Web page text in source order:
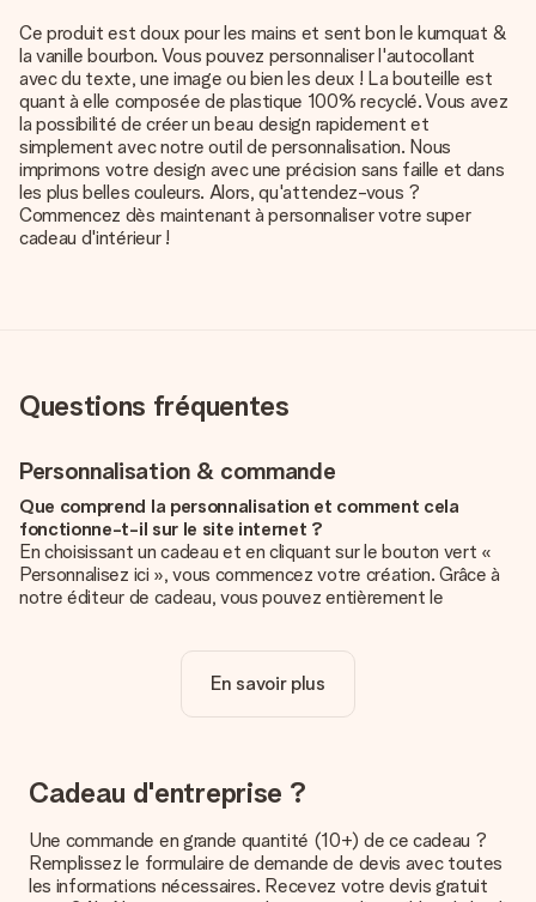
Ce produit est doux pour les mains et sent bon le kumquat &
la vanille bourbon. Vous pouvez personnaliser l'autocollant
avec du texte, une image ou bien les deux ! La bouteille est
quant à elle composée de plastique 100% recyclé. Vous avez
la possibilité de créer un beau design rapidement et
simplement avec notre outil de personnalisation. Nous
imprimons votre design avec une précision sans faille et dans
les plus belles couleurs. Alors, qu'attendez-vous ?
Commencez dès maintenant à personnaliser votre super
cadeau d'intérieur !
Questions fréquentes
Personnalisation & commande
Que comprend la personnalisation et comment cela
fonctionne-t-il sur le site internet ?
En choisissant un cadeau et en cliquant sur le bouton vert «
Personnalisez ici », vous commencez votre création. Grâce à
notre éditeur de cadeau, vous pouvez entièrement le
unique pour ajouter une touche finale à votre cadeau.
La personnalisation est-elle comprise dans le prix ?
Comment savoir si ma photo est de qualité suffisante ?
ton cadeau. C'est pourquoi il est important d'utiliser des
photos de haute qualité. Si tu n'es pas sûr de la qualité de ton
image, contacte notre équipe du service clientèle et joins ta
En savoir plus
Cadeau d'entreprise ?
Une commande en grande quantité (10+) de ce cadeau ?
Remplissez le formulaire de demande de devis avec toutes
les informations nécessaires. Recevez votre devis gratuit